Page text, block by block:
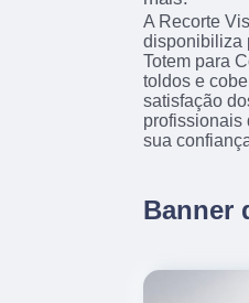
A Recorte
disponibiliza
Totem para
toldos e
satisfação
profissionais
sua
Banner